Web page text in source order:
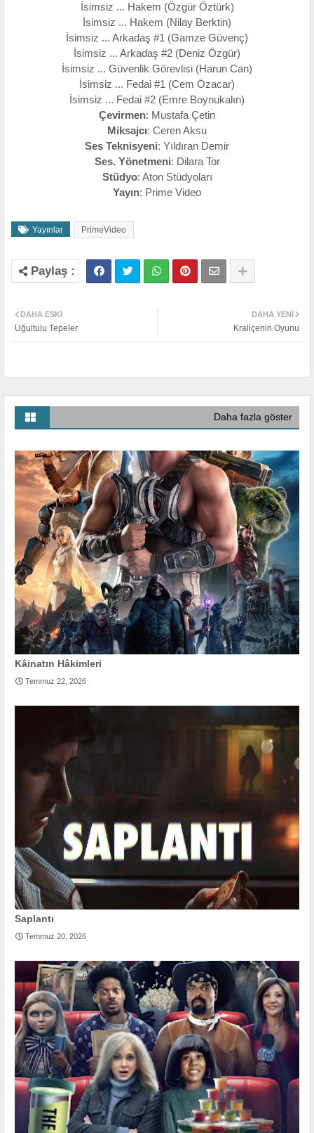
İsimsiz ... Hakem (Özgür Öztürk)
İsimsiz ... Hakem (Nilay Berktin)
İsimsiz ... Arkadaş #1 (Gamze Güvenç)
İsimsiz ... Arkadaş #2 (Deniz Özgür)
İsimsiz ... Güvenlik Görevlisi (Harun Can)
İsimsiz ... Fedai #1 (Cem Özacar)
İsimsiz ... Fedai #2 (Emre Boynukalın)
Çevirmen: Mustafa Çetin
Miksajcı: Ceren Aksu
Ses Teknisyeni: Yıldıran Demir
Ses. Yönetmeni: Dilara Tor
Stüdyo: Aton Stüdyoları
Yayın: Prime Video
Yayınlar PrimeVideo
DAHA YENI
Kraliçenin Oyunu
DAHA ESKI
Uğultulu Tepeler
Daha fazla göster
Kâinatın Hâkimleri
Temmuz 22, 2026
Saplantı
Temmuz 20, 2026